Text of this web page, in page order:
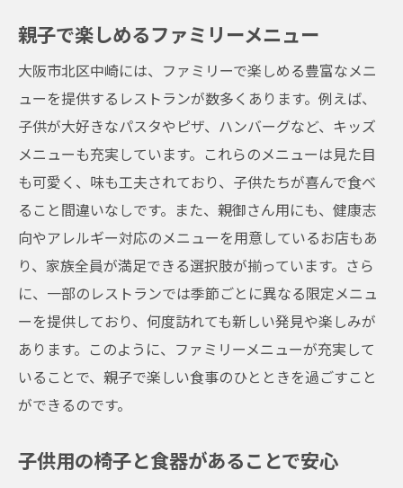
親子で楽しめるファミリーメニュー
大阪市北区中崎には、ファミリーで楽しめる豊富なメニ
ューを提供するレストランが数多くあります。例えば、
子供が大好きなパスタやピザ、ハンバーグなど、キッズ
メニューも充実しています。これらのメニューは見た目
も可愛く、味も工夫されており、子供たちが喜んで食べ
ること間違いなしです。また、親御さん用にも、健康志
向やアレルギー対応のメニューを用意しているお店もあ
り、家族全員が満足できる選択肢が揃っています。さら
に、一部のレストランでは季節ごとに異なる限定メニュ
ーを提供しており、何度訪れても新しい発見や楽しみが
あります。このように、ファミリーメニューが充実して
いることで、親子で楽しい食事のひとときを過ごすこと
ができるのです。
子供用の椅子と食器があることで安心